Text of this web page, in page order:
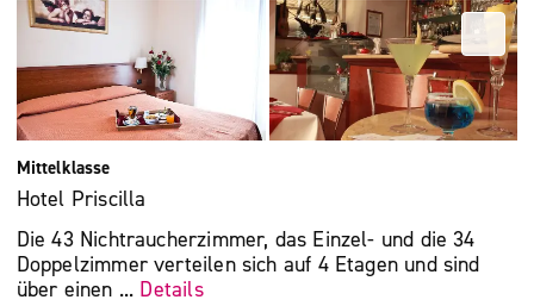
Mittelklasse
Hotel Priscilla
Die 43 Nichtraucherzimmer, das Einzel- und die 34
Doppelzimmer verteilen sich auf 4 Etagen und sind
über einen ... Details